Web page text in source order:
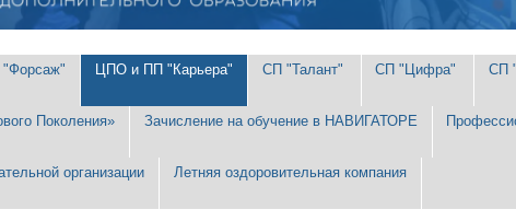
ЦПО и ПП "Карьера" СП "Талант" СП "Цифра" СП
Поколения» Зачисление на обучение в НАВИГАТОРЕ
организации Летняя оздоровительная компания